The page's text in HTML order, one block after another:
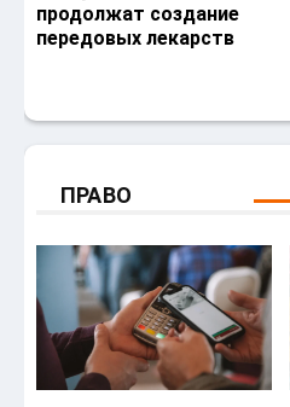
продолжат создание
передовых лекарств
ПРАВО